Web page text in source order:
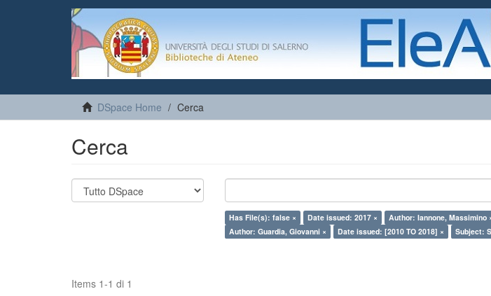
DSpace Home Cerca
Cerca
Has File(s): false × Date issued: 2017 × Author: Iannone, Massimino
Author: Guardia, Giovanni ×
Date issued: [2010 TO 2018] × Subject:
Items 1-1 di 1